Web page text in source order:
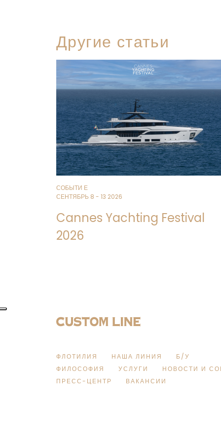
Другие статьи
СОБЫТИ Е
СЕНТЯБРЬ 8 - 13 2026
Cannes Yachting Festival
2026
ФЛОТИЛИЯ НАША ЛИНИЯ
Б/У
ФИЛОСОФИЯ
УСЛУГИ
НОВОСТИ И
ПРЕСС-ЦЕНТР
ВАКАНСИИ